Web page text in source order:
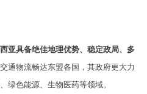
亚具备绝佳地理优势、稳定政局、多
通物流畅达东盟各国，其政府更大力
绿色能源、生物医药等领域。